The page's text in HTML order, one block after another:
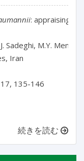
: appraising
Sadeghi, M.Y. Memar,
Iran
135-146
続きを読む